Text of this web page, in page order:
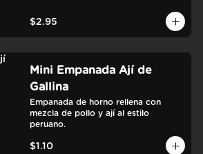
$2.95
Mini Empanada Ají de
Gallina
Empanada de horno rellena con
mezcla de pollo y ají al estilo
peruano.
$1.10